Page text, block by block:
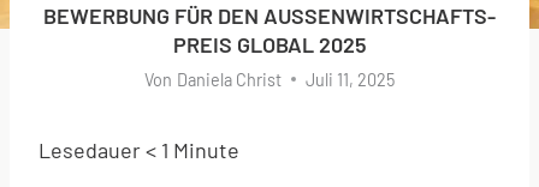
BEWERBUNG FÜR DEN AUSSENWIRTSCHAFTS-P
REIS GLOBAL 2025
Von Daniela Christ Juli 11, 2025
Lesedauer< 1 Minute